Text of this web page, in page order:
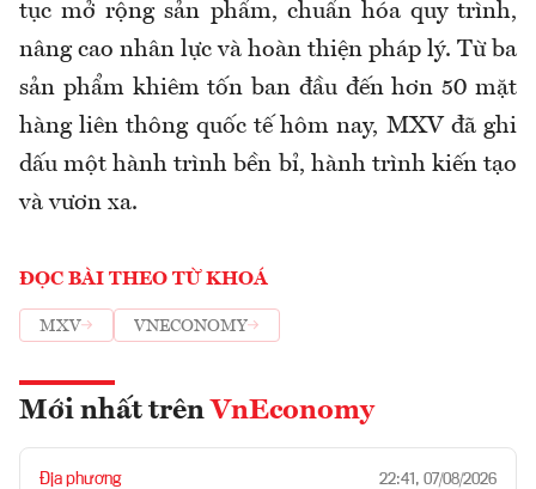
tục mở rộng sản phẩm, chuẩn hóa quy trình,
nâng cao nhân lực và hoàn thiện pháp lý. Từ ba
sản phẩm khiêm tốn ban đầu đến hơn 50 mặt
hàng liên thông quốc tế hôm nay, MXV đã ghi
dấu một hành trình bền bỉ, hành trình kiến tạo
và vươn xa.
ĐỌC BÀI THEO TỪ KHOÁ
MXV VNECONOMY
Mới nhất trên VnEconomy
Địa phương 22:41, 07/08/2026